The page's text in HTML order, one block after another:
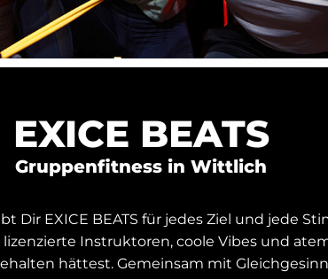
EXICE BEATS
Gruppenfitness in Wittlich
Dir EXICE BEATS für jedes Ziel und jede
Instruktoren, coole Vibes und
hättest. Gemeinsam mit